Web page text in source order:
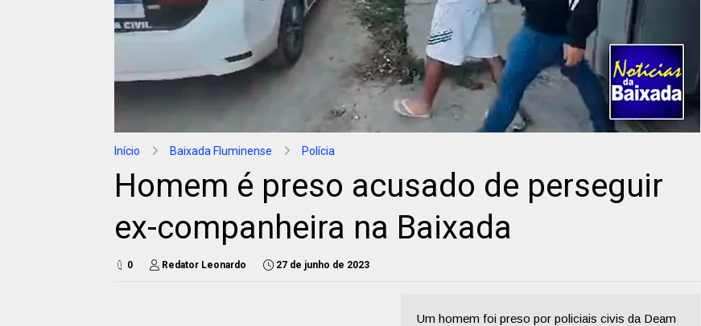
Início Baixada Fluminense Polícia
Homem é preso acusado de perseguir
ex-companheira na Baixada
0 Redator Leonardo 27 de junho de 2023
Um homem foi preso por policiais civis da Deam